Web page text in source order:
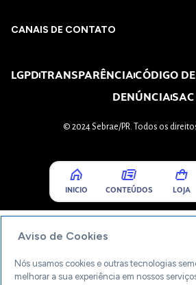
CANAIS DE CONTATO
LGPDTRANSPARÊNCIACÓDIGO
DENÚNCIASAC
© 2024 Sebrae/PR. Todos os
INICIO CONTEÚDOS LOJA
Aviso de Cookies
Nós usamos cookies e outras tecnologias
melhorar a sua experiência em nossos